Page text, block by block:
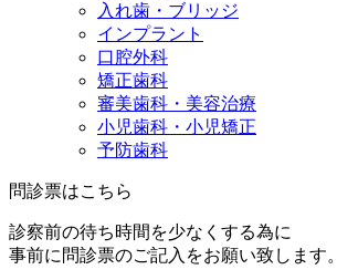
入れ歯・ブリッジ
インプラント
口腔外科
矯正歯科
審美歯科・美容治療
小児歯科・小児矯正
予防歯科
問診票はこちら
診察前の待ち時間を少なくする為に
事前に問診票のご記入をお願い致します。